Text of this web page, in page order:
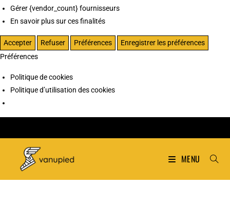
Gérer {vendor_count} fournisseurs
En savoir plus sur ces finalités
Accepter Refuser Préférences
Enregistrer les préférences
Préférences
Politique de cookies
Politique d’utilisation des cookies
MENU